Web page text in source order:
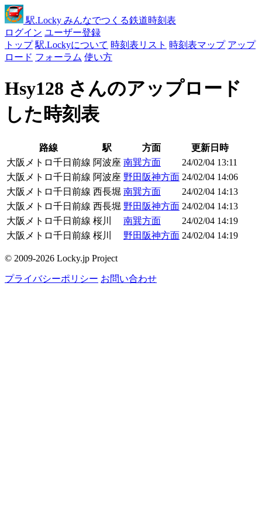
駅.Locky みんなでつくる鉄道時刻表
ログイン ユーザー登録
トップ 駅.Lockyについて 時刻表リスト 時刻表マップ アップ
ロード フォーラム 使い方
Hsy128 さんのアップロード
した時刻表
路線 駅 方面
更新日時
大阪メトロ千日前線 阿波座 南巽方面
24/02/04 13:11
大阪メトロ千日前線 阿波座 野田阪神方面 24/02/04 14:06
大阪メトロ千日前線 西長堀 南巽方面
24/02/04 14:13
大阪メトロ千日前線 西長堀 野田阪神方面 24/02/04 14:13
大阪メトロ千日前線 桜川 南巽方面
24/02/04 14:19
大阪メトロ千日前線 桜川 野田阪神方面 24/02/04 14:19
© 2009-2026 Locky.jp Project
プライバシーポリシー お問い合わせ